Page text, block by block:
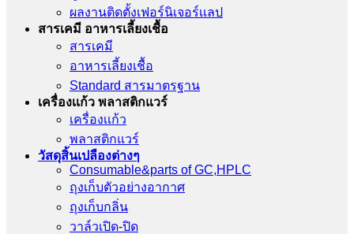
ผลงานติดตั้งเฟอร์นิเจอร์เเลป
สารเคมี อาหารเลี้ยงเชื้อ
สารเคมี
อาหารเลี้ยงเชื้อ
Standard สารมาตรฐาน
เครื่องเเก้ว พลาสติกแวร์
เครื่องเเก้ว
พลาสติกแวร์
วัสดุสิ้นเปลืองต่างๆ
Consumable&parts of GC,HPLC
ถุงเก็บตัวอย่างอากาศ
ถุงเก็บกลิ่น
วาล์วเปิด-ปิด